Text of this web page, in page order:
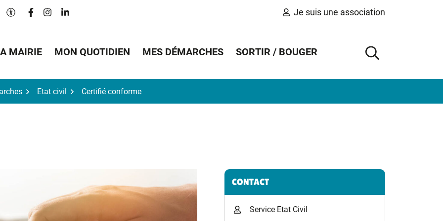
Paramètres d'accessibilité
Lien vers le compte Facebook
Lien vers le compte Instagram
Lien vers le compte Linkedin Je suis une association
MAIRIE MON QUOTIDIEN MES DÉMARCHES SORTIR / BOUGER
AFFICHER
Etat civil Certifié conforme
Informations complémentaires
CONTACT
Service Etat Civil